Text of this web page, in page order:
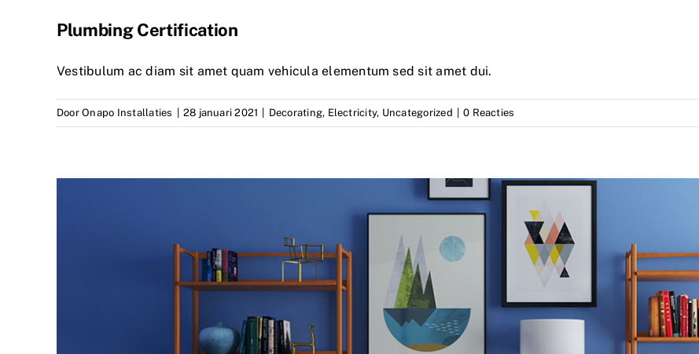
Plumbing Certification
Vestibulum ac diam sit amet quam vehicula elementum sed sit amet dui.
DoorOnapo Installaties 28 januari 2021 Decorating, Electricity, Uncategorized 0 Reacties